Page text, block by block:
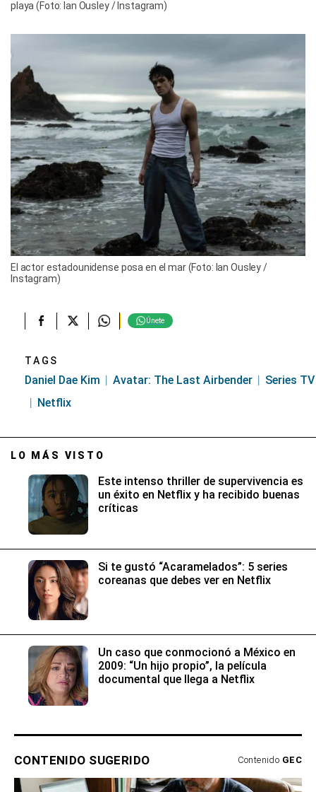
playa (Foto: Ian Ousley / Instagram)
El actor estadounidense posa en el mar (Foto: Ian Ousley /
Instagram)
Únete
TAGS
Daniel Dae Kim Avatar: The Last Airbender
Series TV
Netflix
LO MÁS VISTO
Este intenso thriller de supervivencia es
un éxito en Netflix y ha recibido buenas
críticas
Si te gustó “Acaramelados”: 5 series
coreanas que debes ver en Netflix
Un caso que conmocionó a México en
2009: “Un hijo propio”, la película
documental que llega a Netflix
CONTENIDO SUGERIDO Contenido GEC